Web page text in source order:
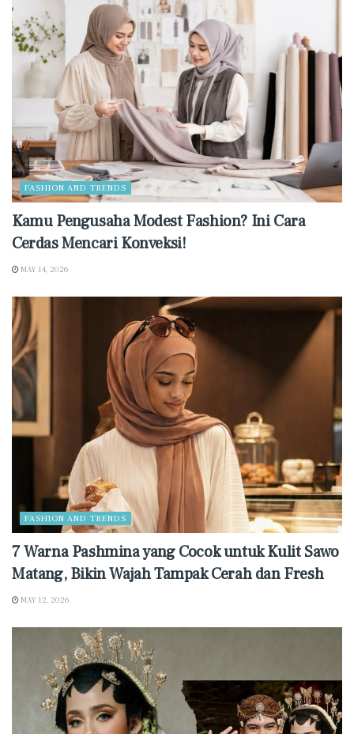
FASHION AND TRENDS
Kamu Pengusaha Modest Fashion? Ini Cara
Cerdas Mencari Konveksi!
MAY 14, 2026
FASHION AND TRENDS
7 Warna Pashmina yang Cocok untuk Kulit Sawo
Matang, Bikin Wajah Tampak Cerah dan Fresh
MAY 12, 2026